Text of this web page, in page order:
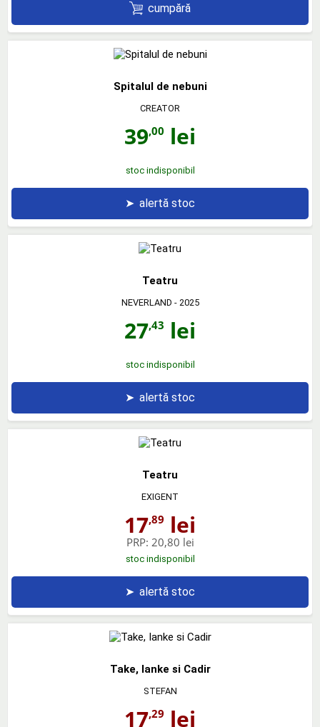
cumpără
Spitalul de nebuni
CREATOR
39,00 lei
stoc indisponibil
➤ alertă stoc
Teatru
NEVERLAND - 2025
27,43 lei
stoc indisponibil
➤ alertă stoc
Teatru
EXIGENT
17,89 lei
PRP: 20,80 lei
stoc indisponibil
➤ alertă stoc
Take, Ianke si Cadir
STEFAN
17,29 lei